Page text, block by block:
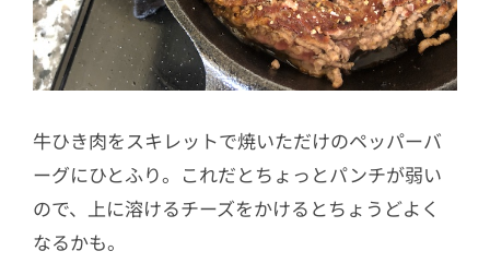
牛ひき肉をスキレットで焼いただけのペッパーバ
ーグにひとふり。これだとちょっとパンチが弱い
ので、上に溶けるチーズをかけるとちょうどよく
なるかも。